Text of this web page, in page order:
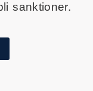
sanktioner.